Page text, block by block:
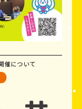
催について